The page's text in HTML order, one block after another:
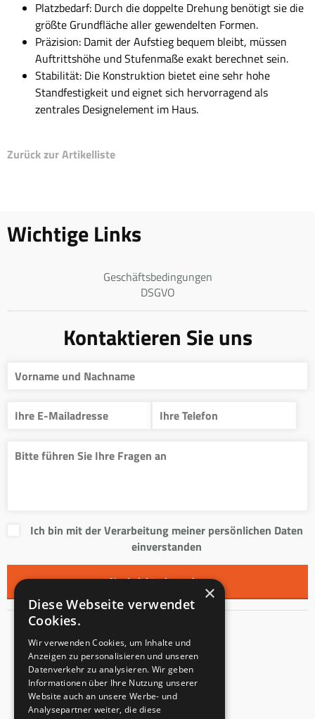
Platzbedarf: Durch die doppelte Drehung benötigt sie die
größte Grundfläche aller gewendelten Formen.
Präzision: Damit der Aufstieg bequem bleibt, müssen
Auftrittshöhe und Stufenmaße exakt berechnet sein.
Stabilität: Die Konstruktion bietet eine sehr hohe
Standfestigkeit und eignet sich hervorragend als
zentrales Designelement im Haus.
Zurück zur Artikelliste
Wichtige Links
Geschäftsbedingungen
DSGVO
Kontaktieren Sie uns
Ich bin mit der Verarbeitung meiner persönlichen Daten
einverstanden
Kontakt
Innentreppen s.r.o.
Mladoňovice 65
PLZ: 675 32
Tschechien
×
Diese Webseite verwendet
Cookies.
Wir verwenden Cookies, um Inhalte und
Anzeigen zu personalisieren und unseren
Datenverkehr zu analysieren. Wir geben
Informationen über Ihre Nutzung unserer
Website auch an unsere Werbe- und
Analysepartner weiter, die diese